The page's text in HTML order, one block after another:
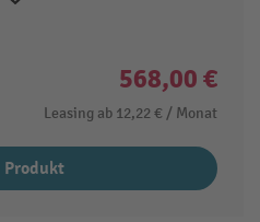
568,00 €
Leasing ab 12,22 € / Monat
Produkt